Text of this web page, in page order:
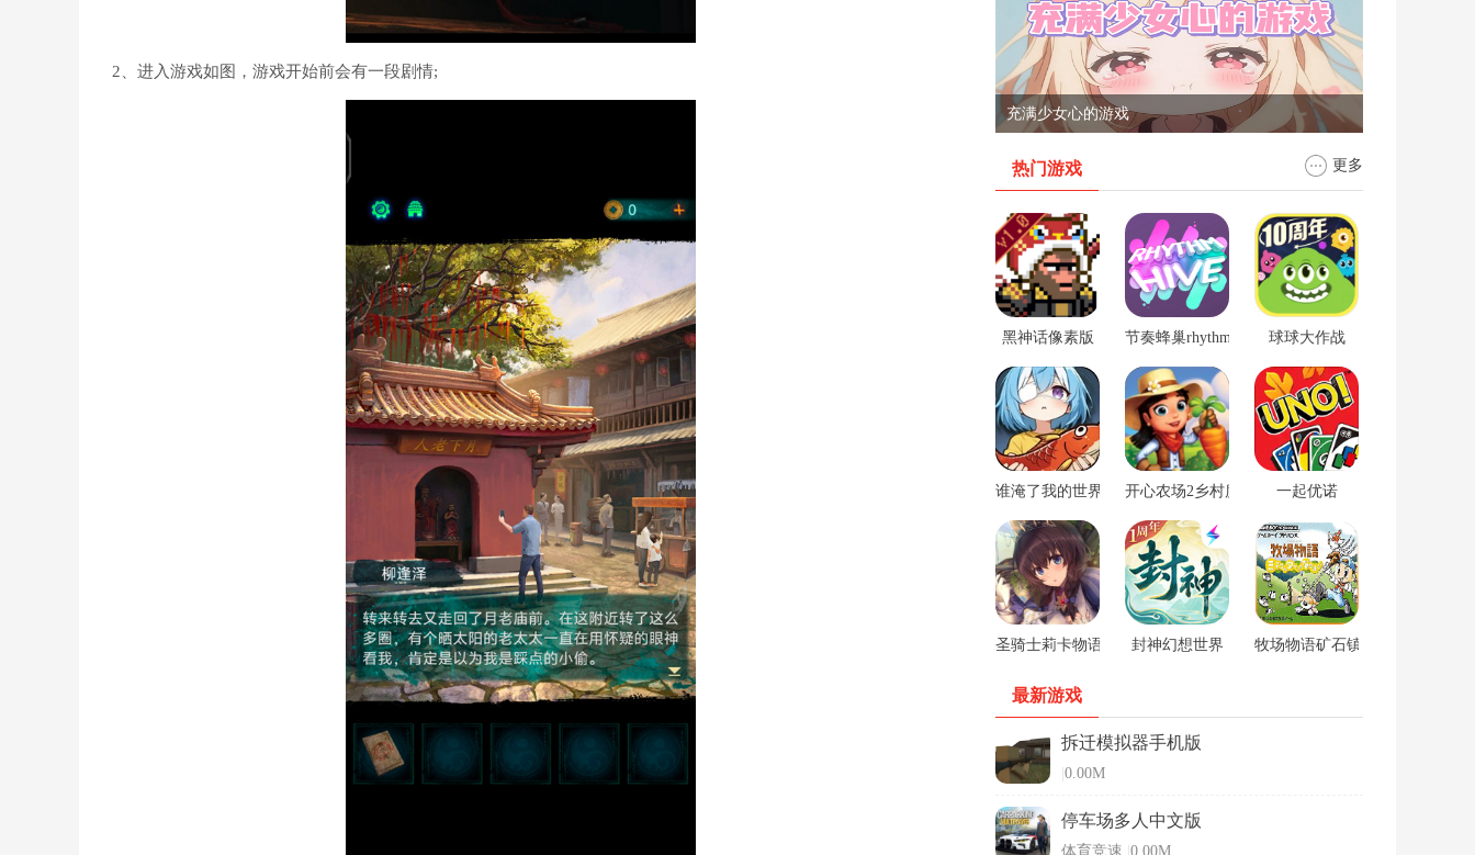
2、进入游戏如图，游戏开始前会有一段剧情;
充满少女心的游戏
热门游戏 更多
黑神话像素版 节奏蜂巢rhythm hive 球球大作战
谁淹了我的世界游戏开心农场2乡村度假中文版一起优诺
圣骑士莉卡物语安卓手游封神幻想世界 牧场物语矿石镇的伙伴们男孩版
最新游戏
拆迁模拟器手机版
0.00M
停车场多人中文版
体育竞速 0.00M